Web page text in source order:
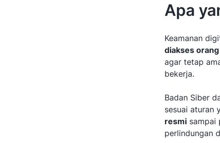
Apa
Keamanan
diakses
agar tetap
bekerja.
Badan Siber
sesuai aturan
resmi sampai
perlindungan